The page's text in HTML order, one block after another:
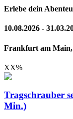
Erlebe dein
10.08.2026 -
Frankfurt am Main,
XX%
Tragschrauber
Min.)